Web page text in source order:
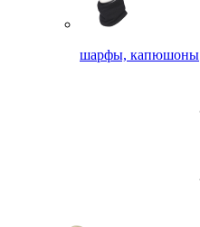
шарфы, капюшоны